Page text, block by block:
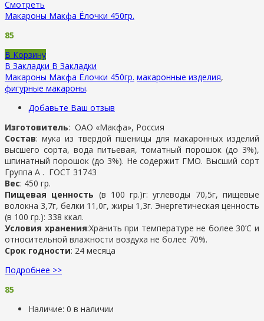
Смотреть
Макароны Макфа Ёлочки 450гр.
85
В Корзину
В Закладки В Закладки
Макароны Макфа Ёлочки 450гр. макаронные изделия,
фигурные макароны.
Добавьте Ваш отзыв
Изготовитель: ОАО «Макфа», Россия
Состав: мука из твердой пшеницы для макаронных изделий
высшего сорта, вода питьевая, томатный порошок (до 3%),
шпинатный порошок (до 3%). Не содержит ГМО. Высший сорт
Группа А . ГОСТ 31743
Вес: 450 гр.
Пищевая ценность (в 100 гр.)г: углеводы 70,5г, пищевые
волокна 3,7г, белки 11,0г, жиры 1,3г. Энергетическая ценность
(в 100 гр.): 338 ккал.
Условия хранения:Хранить при температуре не более 30’С и
относительной влажности воздуха не более 70%.
Срок годности: 24 месяца
Подробнее >>
85
Наличие: 0 в наличии